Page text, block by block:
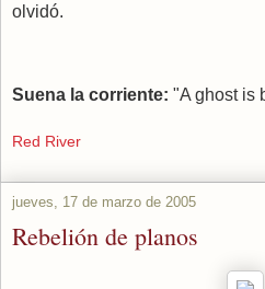
olvidó.
Suena la corriente: "A ghost is
Red River
jueves, 17 de marzo de 2005
Rebelión de planos